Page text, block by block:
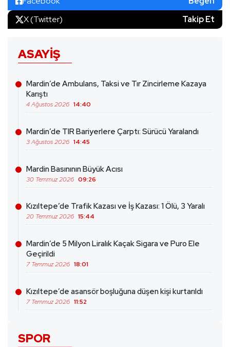
X (Twitter)
Takip Et
ASAYIŞ
Mardin’de Ambulans, Taksi ve Tır Zincirleme Kazaya
Karıştı
4 Ağustos 2026 14:40
Mardin’de TIR Bariyerlere Çarptı: Sürücü Yaralandı
3 Ağustos 2026 14:45
Mardin Basınının Büyük Acısı
30 Temmuz 2026 09:26
Kızıltepe’de Trafik Kazası ve İş Kazası: 1 Ölü, 3 Yaralı
20 Temmuz 2026 15:44
Mardin’de 5 Milyon Liralık Kaçak Sigara ve Puro Ele
Geçirildi
7 Temmuz 2026 18:01
Kızıltepe’de asansör boşluğuna düşen kişi kurtarıldı
7 Temmuz 2026 11:52
SPOR